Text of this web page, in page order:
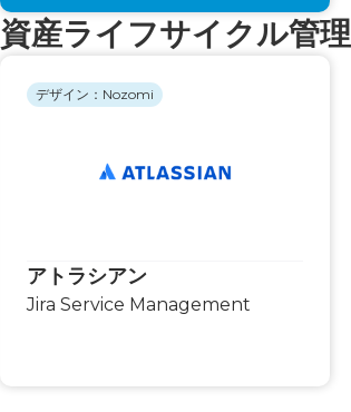
資産ライフサイクル管理
アトラシアン
Jira Service Management
デザイン：Nozomi